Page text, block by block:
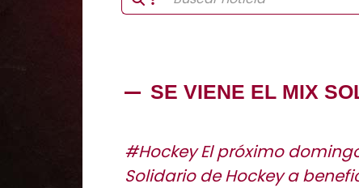
SE VIENE EL MIX
#Hockey El próximo
Solidario de Hockey a